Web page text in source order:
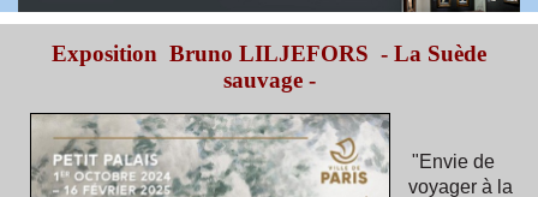
Exposition Bruno LILJEFORS - La Suède
sauvage -
"Envie de
voyager à la